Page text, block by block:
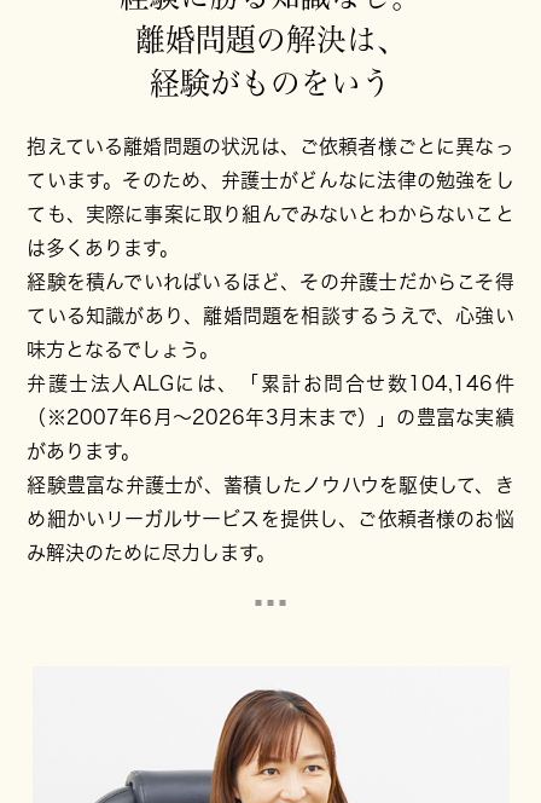
離婚問題の解決は、
経験がものをいう
抱えている離婚問題の状況は、ご依頼者様ごとに異なっ
ています。そのため、弁護士がどんなに法律の勉強をし
ても、実際に事案に取り組んでみないとわからないこと
は多くあります。
経験を積んでいればいるほど、その弁護士だからこそ得
ている知識があり、離婚問題を相談するうえで、心強い
味方となるでしょう。
弁護士法人ALGには、「累計お問合せ数104,146件
（※2007年6月～2026年3月末まで）」の豊富な実績
があります。
経験豊富な弁護士が、蓄積したノウハウを駆使して、き
め細かいリーガルサービスを提供し、ご依頼者様のお悩
み解決のために尽力します。